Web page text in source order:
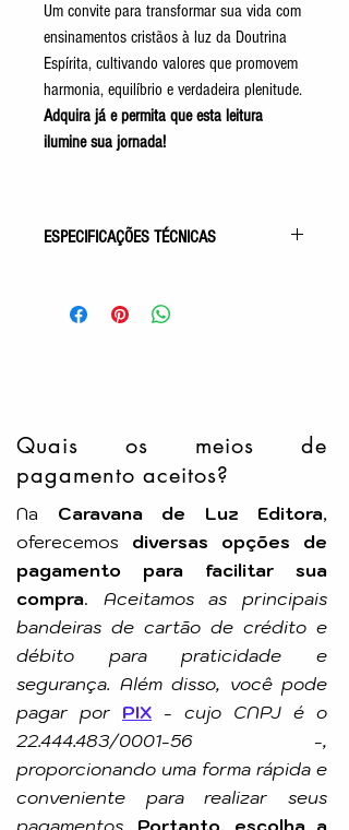
Um convite para transformar sua vida com
ensinamentos cristãos à luz da Doutrina
Espírita, cultivando valores que promovem
harmonia, equilíbrio e verdadeira plenitude.
Adquira já e permita que esta leitura
ilumine sua jornada!
ESPECIFICAÇÕES TÉCNICAS
Acabamento: Capa Comum
Autor: Wando Vieira
Editora: FEB
Quais os meios de
pagamento aceitos?
Na Caravana de Luz Editora,
oferecemos diversas opções de
pagamento para facilitar sua
compra. Aceitamos as principais
bandeiras de cartão de crédito e
débito para praticidade e
segurança. Além disso, você pode
pagar por PIX - cujo CNPJ é o
22.444.483/0001-56 -,
proporcionando uma forma rápida e
conveniente para realizar seus
pagamentos.
Portanto, escolha a